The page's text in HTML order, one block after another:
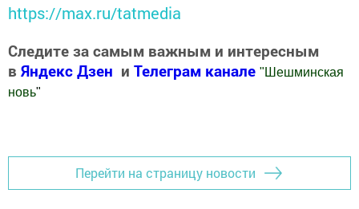
https://max.ru/tatmedia
Следите за самым важным и интересным
в Яндекс Дзен и Телеграм канале " Шешминская
новь"
Перейти на страницу новости